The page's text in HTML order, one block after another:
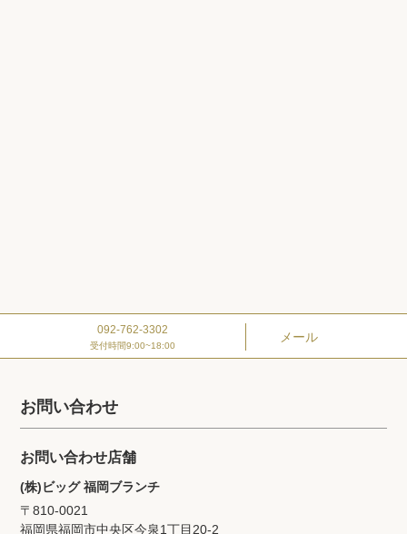
092-762-3302
受付時間9:00~18:00
メール
お問い合わせ
お問い合わせ店舗
(株)ビッグ 福岡ブランチ
〒810-0021
福岡県福岡市中央区今泉1丁目20‐2